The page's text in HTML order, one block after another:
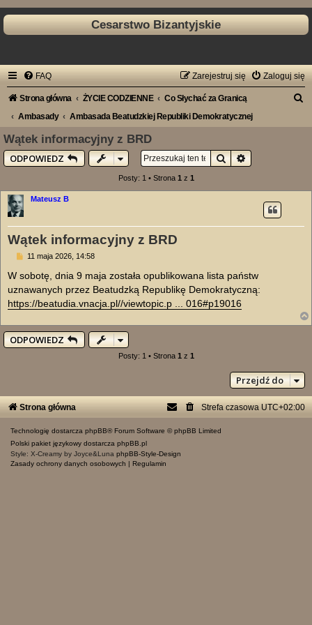
Cesarstwo Bizantyjskie
FAQ Zaloguj się
Zarejestruj się
Strona główna ŻYCIE CODZIENNE
Co Słychać za Granicą
Ambasady
Ambasada Beatudzkiej Republiki Demokratycznej
j
Wątek informacyjny z BRD
ODPOWIEDZ
Szukaj
Posty: 1 • Strona 1 z 1
Mateusz B
Wątek informacyjny z BRD
P
s
11 maja 2026, 14:58
W sobotę, dnia 9 maja została opublikowana lista państw
uznawanych przez Beatudzką Republikę Demokratyczną:
https://beatudia.vnacja.pl//viewtopic.p ... 016#p19016
ODPOWIEDZ
Posty: 1 • Strona 1z 1
Przejdź do
Strona główna Strefa czasowa UTC+02:00
Technologię dostarcza phpBB® Forum Software © phpBB Limited
Polski pakiet językowy dostarcza phpBB.pl
Style: X-Creamy by Joyce&Luna phpBB-Style-Design
Zasady ochrony danych osobowych
Regulamin